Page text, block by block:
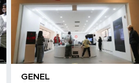
GENEL